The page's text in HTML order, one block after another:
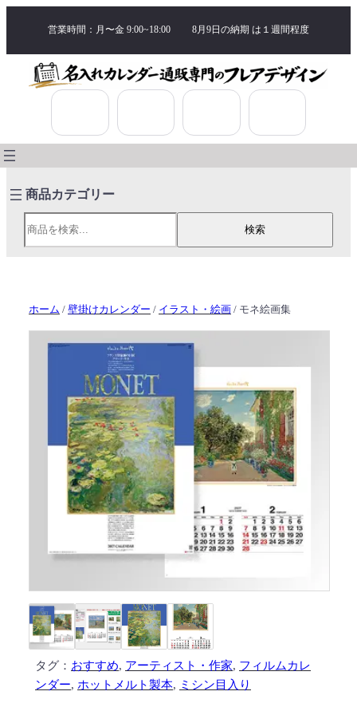
営業時間：月〜金 9:00~18:00 8月9日の納期 は １週間程度
検索
検索
ホーム / 壁掛けカレンダー / イラスト・絵画 / モネ絵画集
タグ： おすすめ, アーティスト・作家, フィルムカレ
ンダー, ホットメルト製本, ミシン目入り